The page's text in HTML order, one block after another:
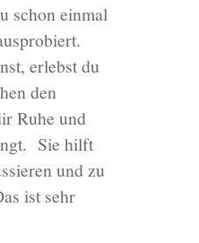
schon einmal
erlebst du
den
Ruhe und
Sie hilft
und zu
ist sehr